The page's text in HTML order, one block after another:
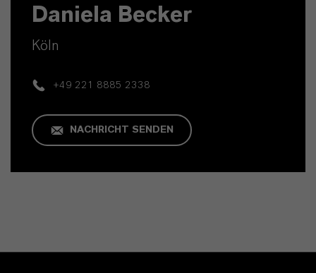
Daniela Becker
Köln
+49 221 8885 2338
NACHRICHT SENDEN